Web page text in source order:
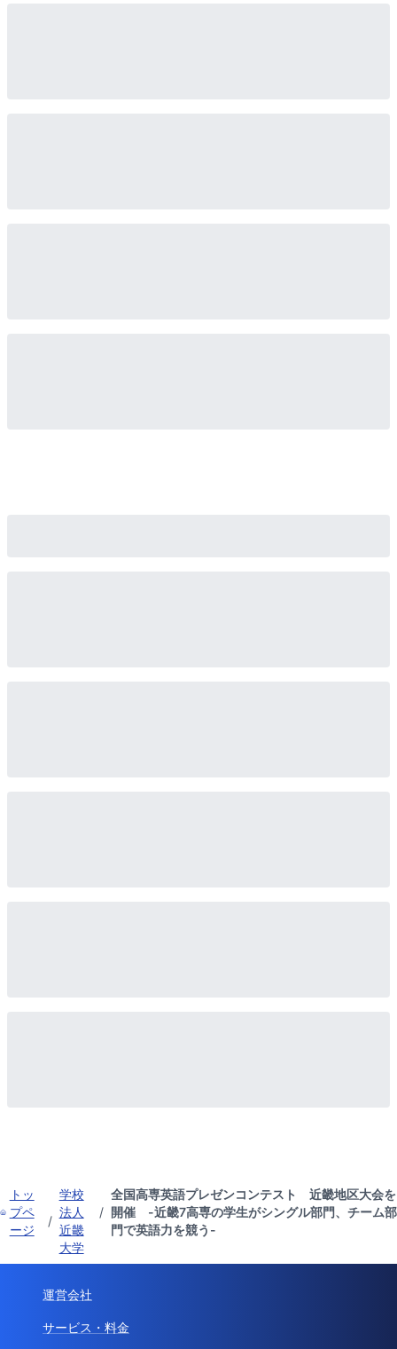
トッ
プペ
ージ
/
学校
法人
近畿
大学
/
全国高専英語プレゼンコンテスト 近畿地区大会を
開催 -近畿7高専の学生がシングル部門、チーム部
門で英語力を競う-
運営会社
サービス・料金